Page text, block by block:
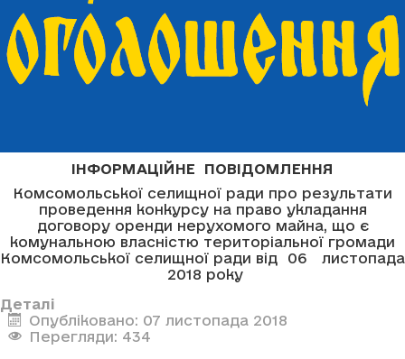
ІНФОРМАЦІЙНЕ ПОВІДОМЛЕННЯ
Комсомольської селищної ради про результати
проведення конкурсу на право укладання
договору оренди нерухомого майна, що є
комунальною власністю територіальної громади
Комсомольської селищної ради від 06 листопада
2018 року
Деталі
Опубліковано: 07 листопада 2018
Перегляди: 434